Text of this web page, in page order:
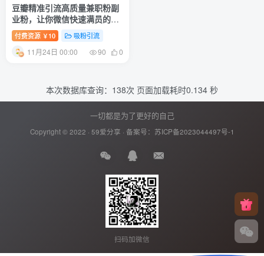
豆瓣精准引流高质量兼职粉副
业粉，让你微信快速满员的技
巧付费资源 ￥ 10 吸粉引流
11月24日 00:00 90 0
本次数据库查询：138次 页面加载耗时0.134 秒
一切都是为了更好的自己
Copyright © 2022 · 59爱分享 · 备案号： 苏ICP备2023044497号-1
扫码加微信